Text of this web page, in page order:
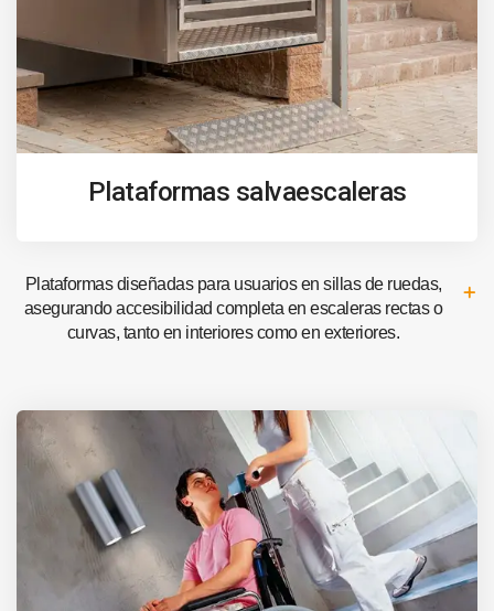
Plataformas salvaescaleras
Plataformas diseñadas para usuarios en sillas de ruedas,
asegurando accesibilidad completa en escaleras rectas o
curvas, tanto en interiores como en exteriores.